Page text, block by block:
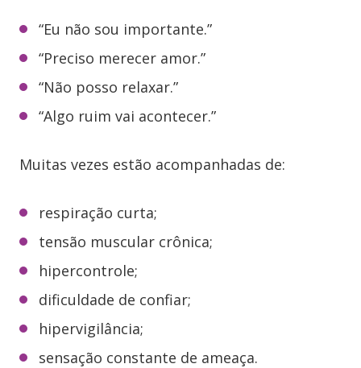
“Eu não sou importante.”
“Preciso merecer amor.”
“Não posso relaxar.”
“Algo ruim vai acontecer.”
Muitas vezes estão acompanhadas de:
respiração curta;
tensão muscular crônica;
hipercontrole;
dificuldade de confiar;
hipervigilância;
sensação constante de ameaça.